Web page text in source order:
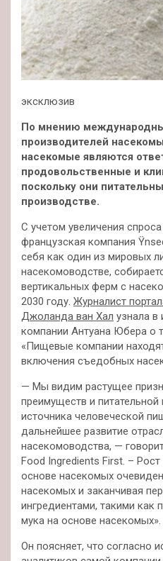
эксклюзив
По мнению
производителей
насекомые являются
продовольственные и
поскольку они
производстве.
С учетом увеличения
французская компания
себя как один из мировых
насекомоводстве,
вертикальных ферм с
2030 году. Журналист
Джоланда ван Хал узнала в
компании Антуана Юбера о
«Пищевые компании
включения съедобных
— Мы видим растущее
преимуществ и
источника человеческой
дальнейшее развитие
насекомоводства, —
Food Ingredients First. –
основе насекомых
насекомых и заканчивая
ингредиентами, такими как
мука на основе насекомых».
Он поясняет, что согласно